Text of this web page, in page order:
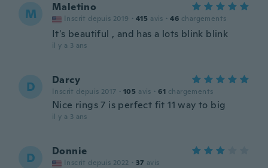
M Maletino
Inscrit depuis 2019 · 415 avis · 46 chargements
It's beautiful , and has a lots blink blink
il y a 3 ans
D Darcy
Inscrit depuis 2017 · 105 avis · 61 chargements
Nice rings 7 is perfect fit 11 way to big
il y a 3 ans
D Donnie
Inscrit depuis 2022 · 37 avis